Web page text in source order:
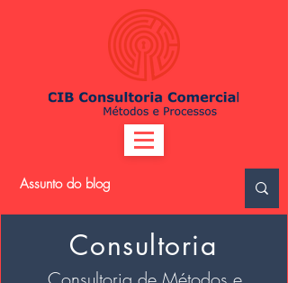
Consultoria